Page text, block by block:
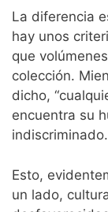
La diferencia
hay unos
que
colección.
dicho,
encuentra su
indiscriminado.
Esto,
un lado,